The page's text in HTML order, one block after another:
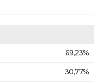
69,23%
30,77%